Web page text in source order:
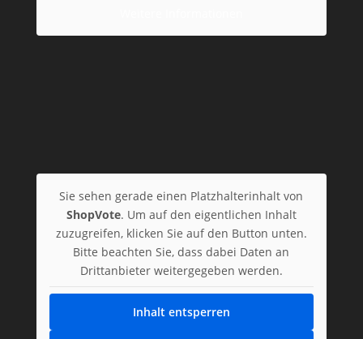
Sie sehen gerade einen Platzhalterinhalt von
ShopVote. Um auf den eigentlichen Inhalt
zuzugreifen, klicken Sie auf den Button unten.
Bitte beachten Sie, dass dabei Daten an
Drittanbieter weitergegeben werden.
Inhalt entsperren